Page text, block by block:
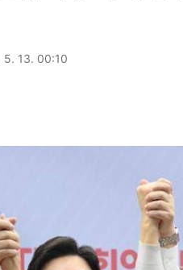
5. 13. 00:10